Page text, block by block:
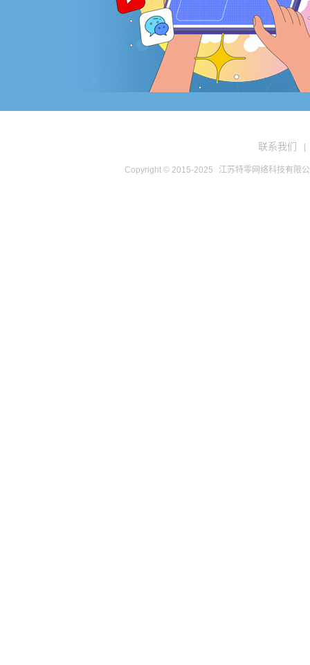
联系我们
Copyright © 2015-2025 江苏特零网络科技有限